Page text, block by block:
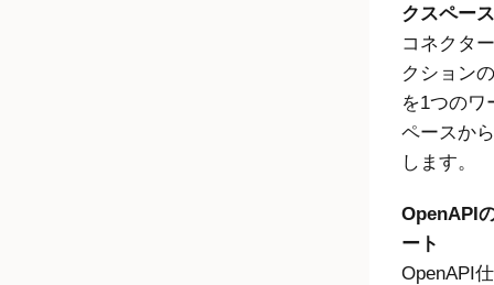
クスペース
コネクタ
クション
を1つのワ
ペースか
します。
OpenAPI
ート
OpenAPI